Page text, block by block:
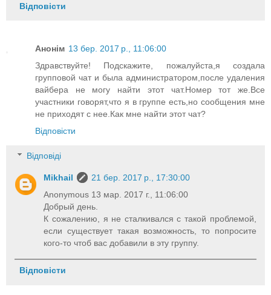
Відповісти
Анонім 13 бер. 2017 р., 11:06:00
Здравствуйте! Подскажите, пожалуйста,я создала
групповой чат и была администратором,после удаления
вайбера не могу найти этот чат.Номер тот же.Все
участники говорят,что я в группе есть,но сообщения мне
не приходят с нее.Как мне найти этот чат?
Відповісти
Відповіді
Mikhail
21 бер. 2017 р., 17:30:00
Anonymous 13 мар. 2017 г., 11:06:00
Добрый день.
К сожалению, я не сталкивался с такой проблемой,
если существует такая возможность, то попросите
кого-то чтоб вас добавили в эту группу.
Відповісти